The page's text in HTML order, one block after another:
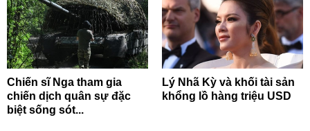
Chiến sĩ Nga tham gia
chiến dịch quân sự đặc
biệt sống sót...
Lý Nhã Kỳ và khối tài sản
khổng lồ hàng triệu USD